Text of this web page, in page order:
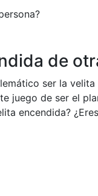
de
ser la
juego de ser el
encendida?